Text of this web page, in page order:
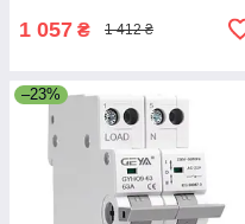
1 057 ₴ 1 412 ₴
–23%